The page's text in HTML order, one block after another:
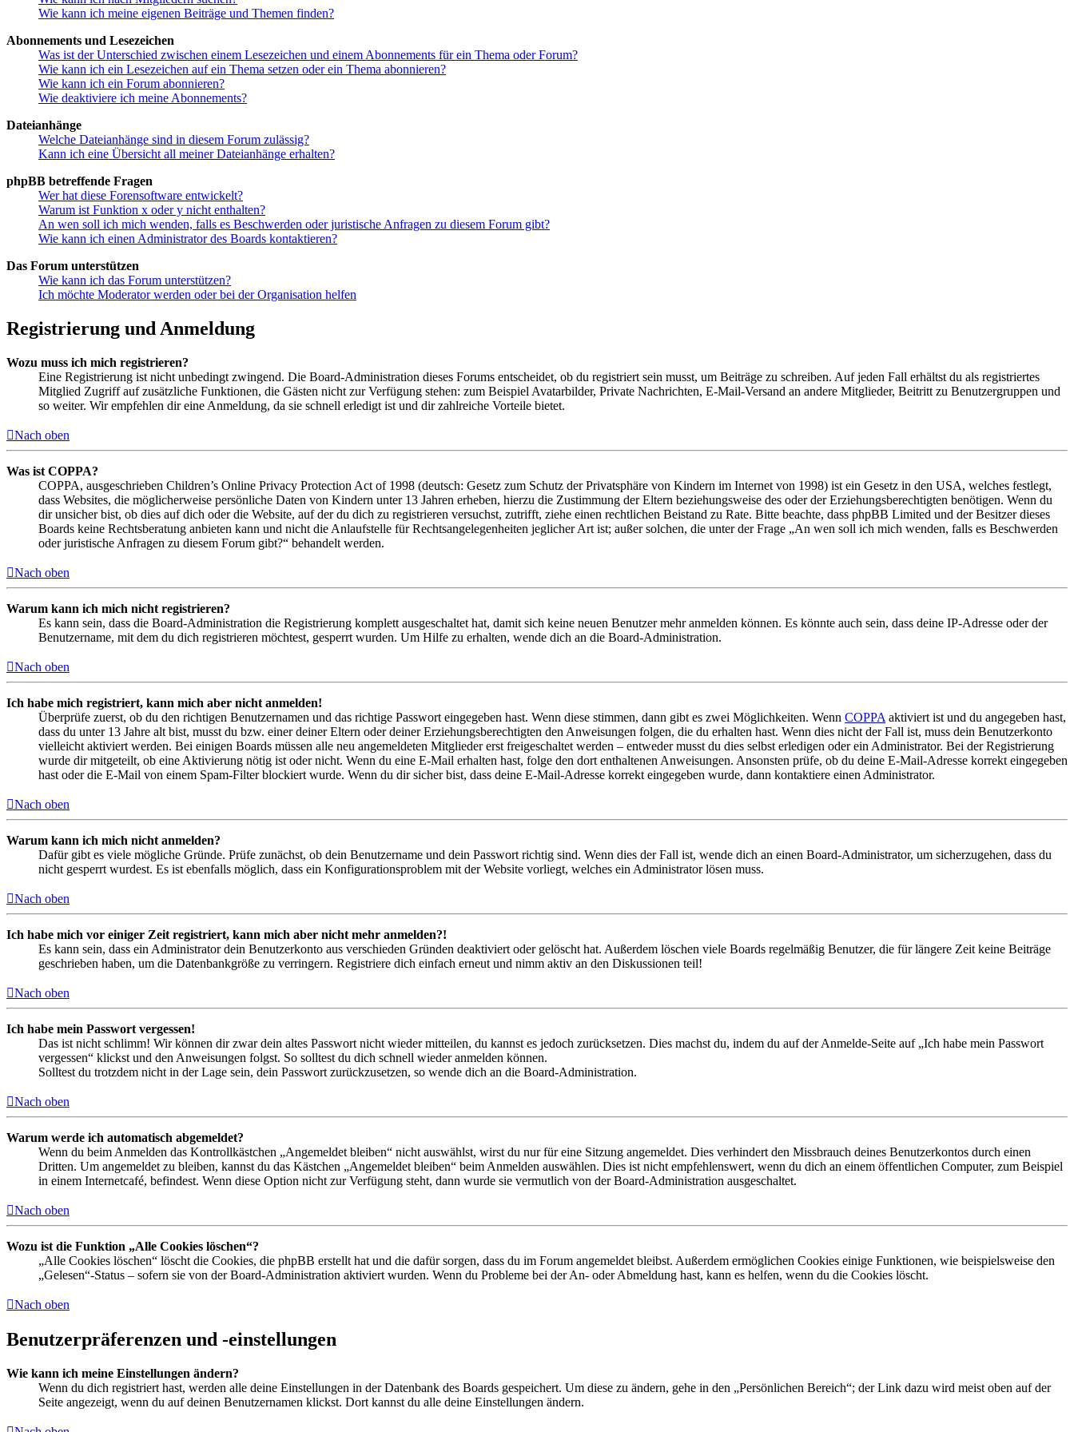
Wie kann ich meine eigenen Beiträge und Themen finden?
Abonnements und Lesezeichen
Was ist der Unterschied zwischen einem Lesezeichen und einem Abonnements für ein Thema oder Forum?
Wie kann ich ein Lesezeichen auf ein Thema setzen oder ein Thema abonnieren?
Wie kann ich ein Forum abonnieren?
Wie deaktiviere ich meine Abonnements?
Dateianhänge
Welche Dateianhänge sind in diesem Forum zulässig?
Kann ich eine Übersicht all meiner Dateianhänge erhalten?
phpBB betreffende Fragen
Wer hat diese Forensoftware entwickelt?
Warum ist Funktion x oder y nicht enthalten?
An wen soll ich mich wenden, falls es Beschwerden oder juristische Anfragen zu diesem Forum gibt?
Wie kann ich einen Administrator des Boards kontaktieren?
Das Forum unterstützen
Wie kann ich das Forum unterstützen?
Ich möchte Moderator werden oder bei der Organisation helfen
Registrierung und Anmeldung
Wozu muss ich mich registrieren?
Eine Registrierung ist nicht unbedingt zwingend. Die Board-Administration dieses Forums entscheidet, ob du registriert sein musst, um Beiträge zu schreiben. Auf jeden Fall erhältst du als registriertes
Mitglied Zugriff auf zusätzliche Funktionen, die Gästen nicht zur Verfügung stehen: zum Beispiel Avatarbilder, Private Nachrichten, E-Mail-Versand an andere Mitglieder, Beitritt zu Benutzergruppen und
so weiter. Wir empfehlen dir eine Anmeldung, da sie schnell erledigt ist und dir zahlreiche Vorteile bietet.
Nach oben
Was ist COPPA?
COPPA, ausgeschrieben Children’s Online Privacy Protection Act of 1998 (deutsch: Gesetz zum Schutz der Privatsphäre von Kindern im Internet von 1998) ist ein Gesetz in den USA, welches festlegt,
dass Websites, die möglicherweise persönliche Daten von Kindern unter 13 Jahren erheben, hierzu die Zustimmung der Eltern beziehungsweise des oder der Erziehungsberechtigten benötigen. Wenn du
dir unsicher bist, ob dies auf dich oder die Website, auf der du dich zu registrieren versuchst, zutrifft, ziehe einen rechtlichen Beistand zu Rate. Bitte beachte, dass phpBB Limited und der Besitzer dieses
Boards keine Rechtsberatung anbieten kann und nicht die Anlaufstelle für Rechtsangelegenheiten jeglicher Art ist; außer solchen, die unter der Frage „An wen soll ich mich wenden, falls es Beschwerden
oder juristische Anfragen zu diesem Forum gibt?“ behandelt werden.
Nach oben
Warum kann ich mich nicht registrieren?
Es kann sein, dass die Board-Administration die Registrierung komplett ausgeschaltet hat, damit sich keine neuen Benutzer mehr anmelden können. Es könnte auch sein, dass deine IP-Adresse oder der
Benutzername, mit dem du dich registrieren möchtest, gesperrt wurden. Um Hilfe zu erhalten, wende dich an die Board-Administration.
Nach oben
Ich habe mich registriert, kann mich aber nicht anmelden!
Überprüfe zuerst, ob du den richtigen Benutzernamen und das richtige Passwort eingegeben hast. Wenn diese stimmen, dann gibt es zwei Möglichkeiten. Wenn COPPA aktiviert ist und du angegeben hast,
dass du unter 13 Jahre alt bist, musst du bzw. einer deiner Eltern oder deiner Erziehungsberechtigten den Anweisungen folgen, die du erhalten hast. Wenn dies nicht der Fall ist, muss dein Benutzerkonto
vielleicht aktiviert werden. Bei einigen Boards müssen alle neu angemeldeten Mitglieder erst freigeschaltet werden – entweder musst du dies selbst erledigen oder ein Administrator. Bei der Registrierung
wurde dir mitgeteilt, ob eine Aktivierung nötig ist oder nicht. Wenn du eine E-Mail erhalten hast, folge den dort enthaltenen Anweisungen. Ansonsten prüfe, ob du deine E-Mail-Adresse korrekt eingegeben
hast oder die E-Mail von einem Spam-Filter blockiert wurde. Wenn du dir sicher bist, dass deine E-Mail-Adresse korrekt eingegeben wurde, dann kontaktiere einen Administrator.
Nach oben
Warum kann ich mich nicht anmelden?
Dafür gibt es viele mögliche Gründe. Prüfe zunächst, ob dein Benutzername und dein Passwort richtig sind. Wenn dies der Fall ist, wende dich an einen Board-Administrator, um sicherzugehen, dass du
nicht gesperrt wurdest. Es ist ebenfalls möglich, dass ein Konfigurationsproblem mit der Website vorliegt, welches ein Administrator lösen muss.
Nach oben
Ich habe mich vor einiger Zeit registriert, kann mich aber nicht mehr anmelden?!
Es kann sein, dass ein Administrator dein Benutzerkonto aus verschieden Gründen deaktiviert oder gelöscht hat. Außerdem löschen viele Boards regelmäßig Benutzer, die für längere Zeit keine Beiträge
geschrieben haben, um die Datenbankgröße zu verringern. Registriere dich einfach erneut und nimm aktiv an den Diskussionen teil!
Nach oben
Ich habe mein Passwort vergessen!
Das ist nicht schlimm! Wir können dir zwar dein altes Passwort nicht wieder mitteilen, du kannst es jedoch zurücksetzen. Dies machst du, indem du auf der Anmelde-Seite auf „Ich habe mein Passwort
vergessen“ klickst und den Anweisungen folgst. So solltest du dich schnell wieder anmelden können.
Solltest du trotzdem nicht in der Lage sein, dein Passwort zurückzusetzen, so wende dich an die Board-Administration.
Nach oben
Warum werde ich automatisch abgemeldet?
Wenn du beim Anmelden das Kontrollkästchen „Angemeldet bleiben“ nicht auswählst, wirst du nur für eine Sitzung angemeldet. Dies verhindert den Missbrauch deines Benutzerkontos durch einen
Dritten. Um angemeldet zu bleiben, kannst du das Kästchen „Angemeldet bleiben“ beim Anmelden auswählen. Dies ist nicht empfehlenswert, wenn du dich an einem öffentlichen Computer, zum Beispiel
in einem Internetcafé, befindest. Wenn diese Option nicht zur Verfügung steht, dann wurde sie vermutlich von der Board-Administration ausgeschaltet.
Nach oben
Wozu ist die Funktion „Alle Cookies löschen“?
„Alle Cookies löschen“ löscht die Cookies, die phpBB erstellt hat und die dafür sorgen, dass du im Forum angemeldet bleibst. Außerdem ermöglichen Cookies einige Funktionen, wie beispielsweise den
„Gelesen“-Status – sofern sie von der Board-Administration aktiviert wurden. Wenn du Probleme bei der An- oder Abmeldung hast, kann es helfen, wenn du die Cookies löscht.
Nach oben
Benutzerpräferenzen und -einstellungen
Wie kann ich meine Einstellungen ändern?
Wenn du dich registriert hast, werden alle deine Einstellungen in der Datenbank des Boards gespeichert. Um diese zu ändern, gehe in den „Persönlichen Bereich“; der Link dazu wird meist oben auf der
Seite angezeigt, wenn du auf deinen Benutzernamen klickst. Dort kannst du alle deine Einstellungen ändern.